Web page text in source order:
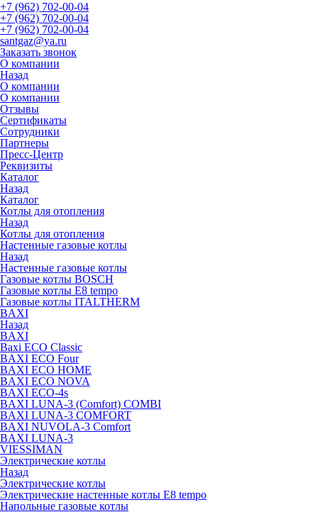
+7 (962) 702-00-04
+7 (962) 702-00-04
+7 (962) 702-00-04
santgaz@ya.ru
Заказать звонок
О компании
Назад
О компании
О компании
Отзывы
Сертификаты
Сотрудники
Партнеры
Пресс-Центр
Реквизиты
Каталог
Назад
Каталог
Котлы для отопления
Назад
Котлы для отопления
Настенные газовые котлы
Назад
Настенные газовые котлы
Газовые котлы BOSCH
Газовые котлы E8 tempo
Газовые котлы ITALTHERM
BAXI
Назад
BAXI
Baxi ECO Classic
BAXI ECO Four
BAXI ECO HOME
BAXI ECO NOVA
BAXI ECO-4s
BAXI LUNA-3 (Comfort) COMBI
BAXI LUNA-3 COMFORT
BAXI NUVOLA-3 Comfort
BAXI LUNA-3
VIESSIMAN
Электрические котлы
Назад
Электрические котлы
Электрические настенные котлы E8 tempo
Напольные газовые котлы